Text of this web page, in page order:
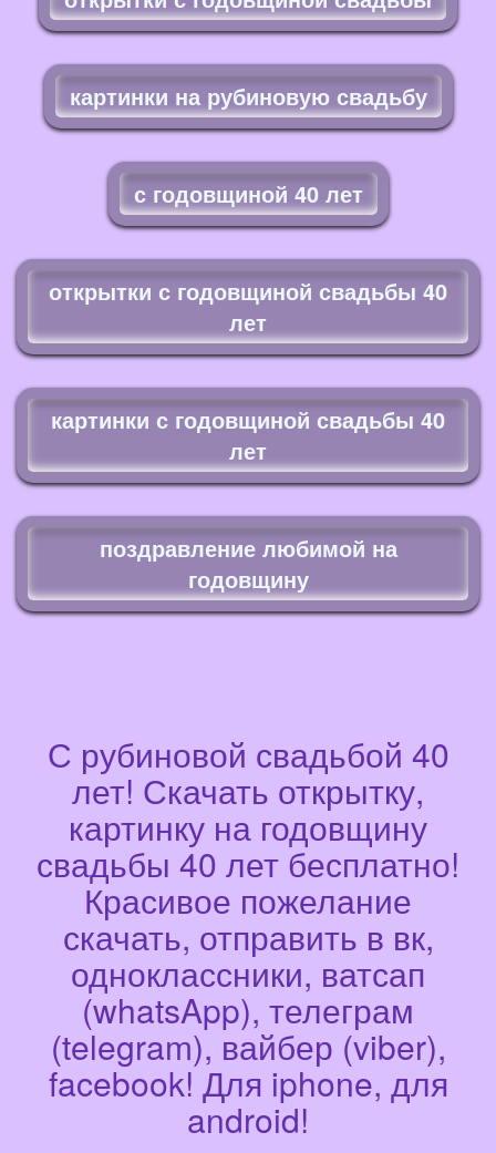
картинки на рубиновую свадьбу
с годовщиной 40 лет
открытки с годовщиной свадьбы 40
лет
картинки с годовщиной свадьбы 40
лет
поздравление любимой на
годовщину
С рубиновой свадьбой 40
лет! Скачать открытку,
картинку на годовщину
свадьбы 40 лет бесплатно!
Красивое пожелание
скачать, отправить в вк,
одноклассники, ватсап
(whatsApp), телеграм
(telegram), вайбер (viber),
facebook! Для iphone, для
android!